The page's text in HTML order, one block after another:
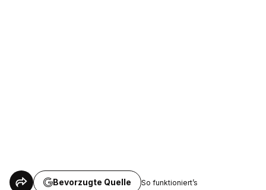
Bevorzugte Quelle So funktioniert’s